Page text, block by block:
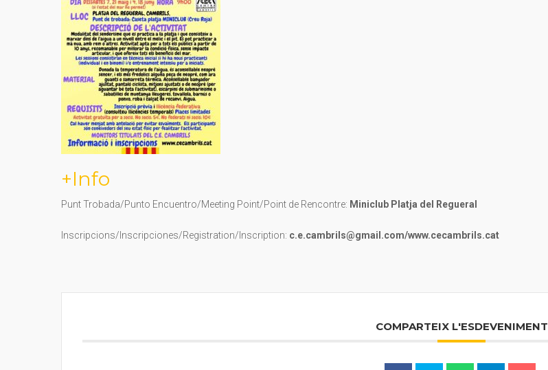
+Info
Punt Trobada/Punto Encuentro/Meeting Point/Point de Rencontre: Miniclub Platja del Regueral
Inscripcions/Inscripciones/Registration/Inscription: c.e.cambrils@gmail.com/www.cecambrils.cat
COMPARTEIX L'ESDEVENIMENT